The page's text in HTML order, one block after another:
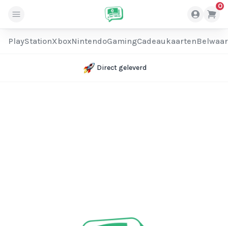
0
PlayStationXboxNintendoGamingCadeaukaarten
Direct geleverd